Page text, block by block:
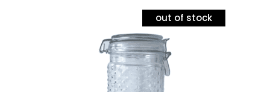
out of stock